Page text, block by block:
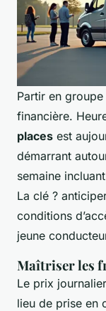
Partir en
financière.
places est
démarrant
semaine
La clé ?
conditions
jeune
Maîtriser les
Le prix
lieu de prise en